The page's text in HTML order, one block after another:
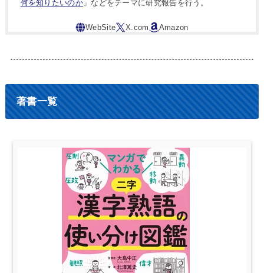
何を知りたいのか」などをテーマに研究報告を行う。
著書一覧